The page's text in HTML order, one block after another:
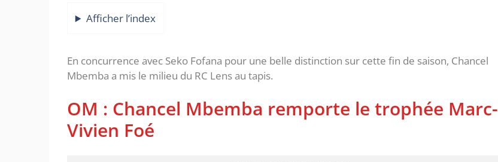
Afficher l’index
En concurrence avec Seko Fofana pour une belle distinction sur cette fin de saison, Chancel
Mbemba a mis le milieu du RC Lens au tapis.
OM : Chancel Mbemba remporte le trophée Marc-
Vivien Foé